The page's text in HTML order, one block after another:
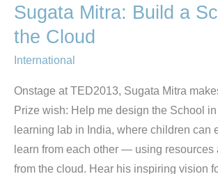
Sugata Mitra: Build a
the Cloud
International
Onstage at TED2013, Sugata Mitra
Prize wish: Help me design the School
learning lab in India, where children can
learn from each other — using resources
from the cloud. Hear his inspiring vision
Sugata
Mitra:
a
School
in
the
Cloud